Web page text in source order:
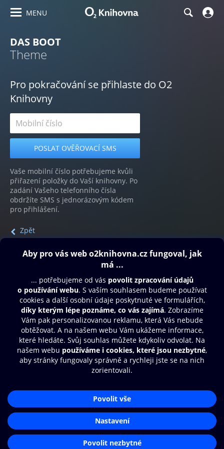
MENU
DAS BOOT
Theme
Pro pokračování se přihlaste do O2
Knihovny
Vaše mobilní číslo potřebujeme kvůli
přiřazení položky do Vaší knihovny. Po
zadání Vašeho telefonního čísla
obdržíte SMS s jednorázovým kódem
pro přihlášení.
Zpět
Obsah ke stažení
Moje O2 Knihovna
Další zábava
© O2 Czech Republic a.s.
Přístupnost
Zásady zpracování osobních údajů
Nastavení cookies
Aplikace O2 Knihovna
Čti a poslouchej své e-knihy a
audioknihy rychleji a pohodlněji.